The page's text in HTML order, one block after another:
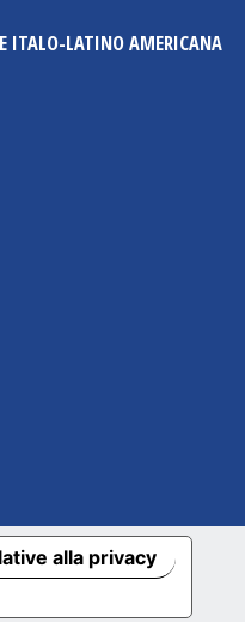
ITALO-LATINO AMERICANA
alla privacy